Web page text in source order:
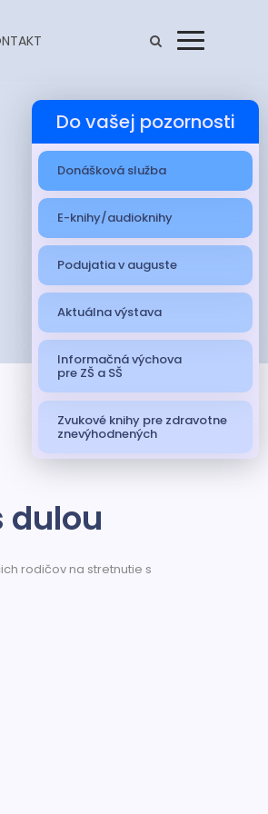
dulou
rodičov na stretnutie s
Do vašej pozornosti
Donášková služba
E-knihy/audioknihy
Podujatia v auguste
Aktuálna výstava
Informačná výchova
pre ZŠ a SŠ
Zvukové knihy pre zdravotne
znevýhodnených